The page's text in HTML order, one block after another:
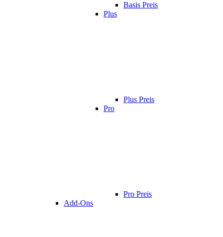
Basis Preis
Plus
Plus Preis
Pro
Pro Preis
Add-Ons